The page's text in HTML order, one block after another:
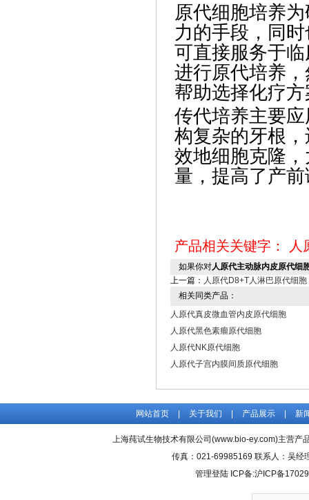
原代细胞培养
力的手段，同
可直接服务于
进行原代培养
帮助选择化疗
传代培养主要
构复杂的牙根
效地细胞克隆
量，提高了产
产品相关关键字： 人
如果你对人原代主动脉内皮原代细
上一篇： 人原代D8+T人淋巴原代细胞
相关同类产品：
人原代真皮微血管内皮原代细胞
人原代黑色素瘤原代细胞
人原代NK原代细胞
人原代子宫内膜间质原代细胞
网站首页 关于我们 产品展示 新
上海莼试生物技术有限公司(www.bio-ey.com)主营产
传真：021-69985169 联系人：吴经
管理登陆 ICP备:沪ICP备